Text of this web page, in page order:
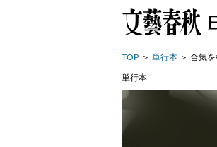
TOP 単行本 合気を
単行本